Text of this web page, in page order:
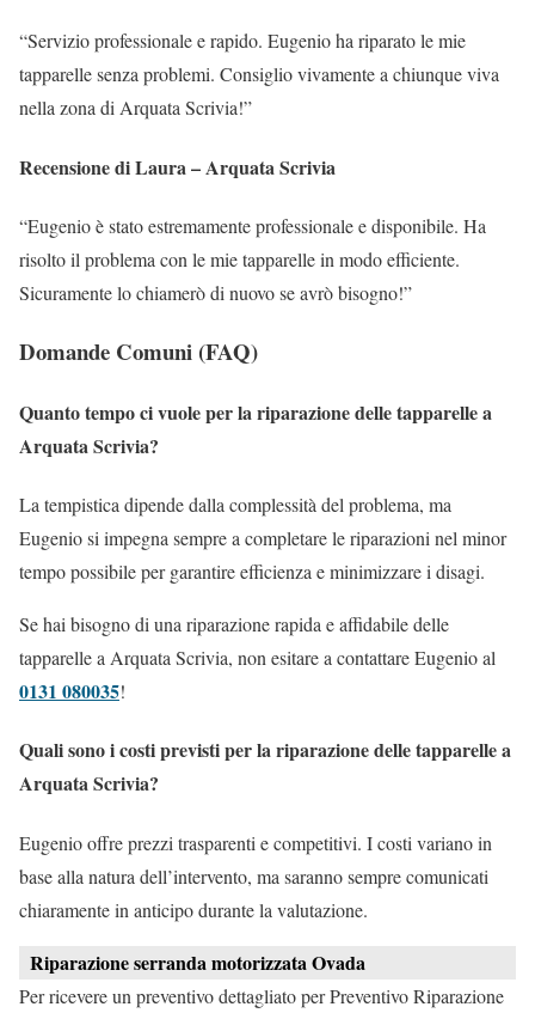
“Servizio professionale e rapido. Eugenio ha riparato le mie
tapparelle senza problemi. Consiglio vivamente a chiunque viva
nella zona di Arquata Scrivia!”
Recensione di Laura – Arquata Scrivia
“Eugenio è stato estremamente professionale e disponibile. Ha
risolto il problema con le mie tapparelle in modo efficiente.
Sicuramente lo chiamerò di nuovo se avrò bisogno!”
Domande Comuni (FAQ)
Quanto tempo ci vuole per la riparazione delle tapparelle a
Arquata Scrivia?
La tempistica dipende dalla complessità del problema, ma
Eugenio si impegna sempre a completare le riparazioni nel minor
tempo possibile per garantire efficienza e minimizzare i disagi.
Se hai bisogno di una riparazione rapida e affidabile delle
tapparelle a Arquata Scrivia, non esitare a contattare Eugenio al
0131 080035!
Quali sono i costi previsti per la riparazione delle tapparelle a
Arquata Scrivia?
Eugenio offre prezzi trasparenti e competitivi. I costi variano in
base alla natura dell’intervento, ma saranno sempre comunicati
chiaramente in anticipo durante la valutazione.
Riparazione serranda motorizzata Ovada
Per ricevere un preventivo dettagliato per Preventivo Riparazione